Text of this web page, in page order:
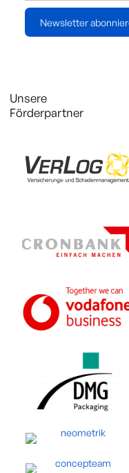
Newsletter
Unsere
Förderpartner